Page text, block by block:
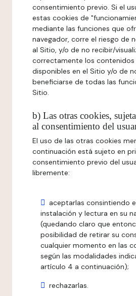
consentimiento previo. Si el
estas cookies de
mediante las funciones que
navegador, corre el riesgo de
al Sitio, y/o de no recibir/
correctamente los contenidos
disponibles en el Sitio y/o de
beneficiarse de todas las
Sitio.
b) Las otras cookies,
al consentimiento del
El uso de las otras cookies
continuación está sujeto en
consentimiento previo del
libremente:
aceptarlas consintiendo
instalación y lectura en su
(quedando claro que
posibilidad de retirar su
cualquier momento en las
según las modalidades
artículo 4 a continuación);
rechazarlas.